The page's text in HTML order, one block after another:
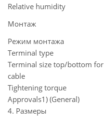
Relative humidity
Монтаж
Режим монтажа
Terminal type
Terminal size top/bottom for
cable
Tightening torque
Approvals1) (General)
4. Размеры